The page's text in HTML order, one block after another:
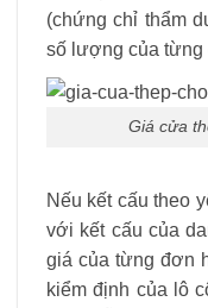
(chứng chỉ thẩm
số lượng của từng
Giá cửa
Nếu kết cấu theo
với kết cấu của
giá của từng đơn
kiểm định của lô